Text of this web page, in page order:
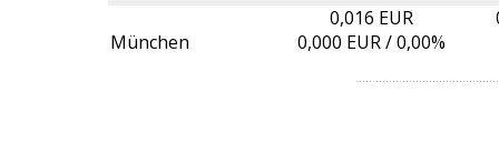
München
0,016 EUR
0,000 EUR /0,00%